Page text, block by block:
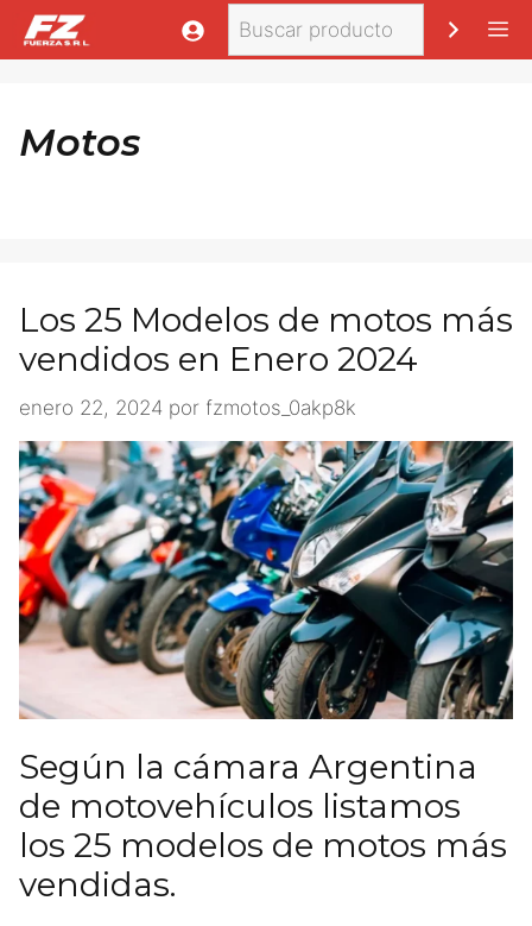
Saltar
al
Buscar
Motos
Los 25 Modelos de motos más
vendidos en Enero 2024
enero 22, 2024 por fzmotos_0akp8k
Según la cámara Argentina
de motovehículos listamos
los 25 modelos de motos más
vendidas.